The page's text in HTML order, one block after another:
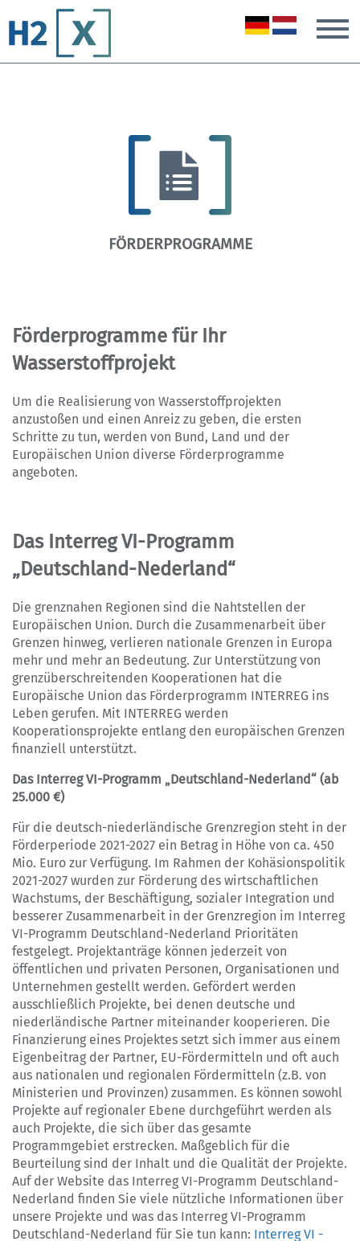
FÖRDERPROGRAMME
Förderprogramme für Ihr
Wasserstoffprojekt
Um die Realisierung von Wasserstoffprojekten
anzustoßen und einen Anreiz zu geben, die ersten
Schritte zu tun, werden von Bund, Land und der
Europäischen Union diverse Förderprogramme
angeboten.
Das Interreg VI-Programm
„Deutschland-Nederland“
Die grenznahen Regionen sind die Nahtstellen der
Europäischen Union. Durch die Zusammenarbeit über
Grenzen hinweg, verlieren nationale Grenzen in Europa
mehr und mehr an Bedeutung. Zur Unterstützung von
grenzüberschreitenden Kooperationen hat die
Europäische Union das Förderprogramm INTERREG ins
Leben gerufen. Mit INTERREG werden
Kooperationsprojekte entlang den europäischen Grenzen
finanziell unterstützt.
Das Interreg VI-Programm „Deutschland-Nederland“ (ab
25.000 €)
Für die deutsch-niederländische Grenzregion steht in der
Förderperiode 2021-2027 ein Betrag in Höhe von ca. 450
Mio. Euro zur Verfügung. Im Rahmen der Kohäsionspolitik
2021-2027 wurden zur Förderung des wirtschaftlichen
Wachstums, der Beschäftigung, sozialer Integration und
besserer Zusammenarbeit in der Grenzregion im Interreg
VI-Programm Deutschland-Nederland Prioritäten
festgelegt. Projektanträge können jederzeit von
öffentlichen und privaten Personen, Organisationen und
Unternehmen gestellt werden. Gefördert werden
ausschließlich Projekte, bei denen deutsche und
niederländische Partner miteinander kooperieren. Die
Finanzierung eines Projektes setzt sich immer aus einem
Eigenbeitrag der Partner, EU-Fördermitteln und oft auch
aus nationalen und regionalen Fördermitteln (z.B. von
Ministerien und Provinzen) zusammen. Es können sowohl
Projekte auf regionaler Ebene durchgeführt werden als
auch Projekte, die sich über das gesamte
Programmgebiet erstrecken. Maßgeblich für die
Beurteilung sind der Inhalt und die Qualität der Projekte.
Auf der Website das Interreg VI-Programm Deutschland-
Nederland finden Sie viele nützliche Informationen über
unsere Projekte und was das Interreg VI-Programm
Deutschland-Nederland für Sie tun kann: Interreg VI -